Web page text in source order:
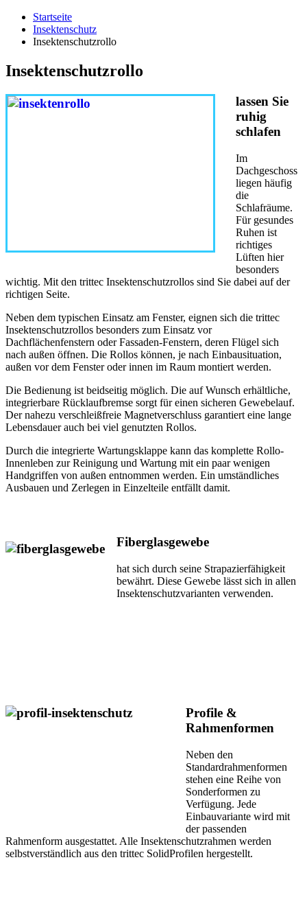
Startseite
Insektenschutz
Insektenschutzrollo
Insektenschutzrollo
lassen Sie
ruhig
schlafen
Im
Dachgeschoss
liegen häufig
die
Schlafräume.
Für gesundes
Ruhen ist
richtiges
Lüften hier
besonders
wichtig. Mit den trittec Insektenschutzrollos sind Sie dabei auf der
richtigen Seite.
Neben dem typischen Einsatz am Fenster, eignen sich die trittec
Insektenschutzrollos besonders zum Einsatz vor
Dachflächenfenstern oder Fassaden-Fenstern, deren Flügel sich
nach außen öffnen. Die Rollos können, je nach Einbausituation,
außen vor dem Fenster oder innen im Raum montiert werden.
Die Bedienung ist beidseitig möglich. Die auf Wunsch erhältliche,
integrierbare Rücklaufbremse sorgt für einen sicheren Gewebelauf.
Der nahezu verschleißfreie Magnetverschluss garantiert eine lange
Lebensdauer auch bei viel genutzten Rollos.
Durch die integrierte Wartungsklappe kann das komplette Rollo-
Innenleben zur Reinigung und Wartung mit ein paar wenigen
Handgriffen von außen entnommen werden. Ein umständliches
Ausbauen und Zerlegen in Einzelteile entfällt damit.
Fiberglasgewebe
hat sich durch seine Strapazierfähigkeit
bewährt. Diese Gewebe lässt sich in allen
Insektenschutzvarianten verwenden.
Profile &
Rahmenformen
Neben den
Standardrahmenformen
stehen eine Reihe von
Sonderformen zu
Verfügung. Jede
Einbauvariante wird mit
der passenden
Rahmenform ausgestattet. Alle Insektenschutzrahmen werden
selbstverständlich aus den trittec SolidProfilen hergestellt.